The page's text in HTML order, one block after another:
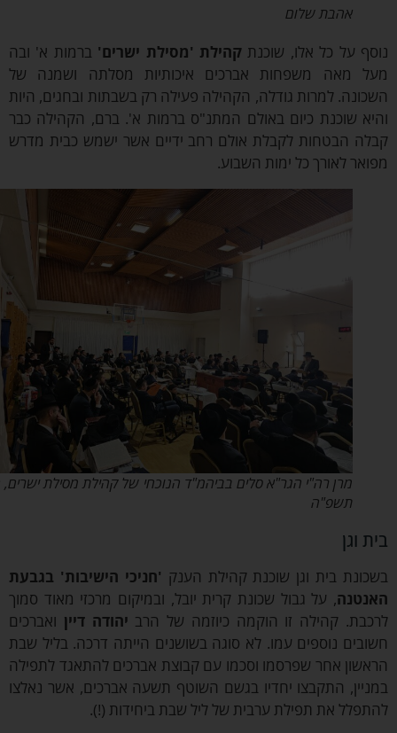
אהבת שלום
על כל אלו, שוכנתקהילת 'מסילת ישרים'ברמות א' ובה
מאה משפחות אברכים איכותיות מסלתה ושמנה של
למרות גודלה, הקהילה פעילה רק בשבתות ובחגים, היות
שוכנת כיום באולם המתנ"ס ברמות א'. ברם, הקהילה כבר
הבטחות לקבלת אולם רחב ידיים אשר ישמש כבית מדרש
לאורך כל ימות השבוע.
מרן רה"י הגר"א סלים בביהמ"ד הנוכחי של קהילת מסילת ישרים, חורף
תשפ"ה
וגן
בית וגן שוכנת קהילת הענק'חניכי הישיבות' בגבעת
, על גבול שכונת קרית יובל, ובמיקום מרכזי מאוד סמוך
קהילה זו הוקמה כיוזמה של הרביהודה דיין ואברכים
נוספים עמו. לא סוגה בשושנים הייתה דרכה. בליל שבת
אחר שפרסמו וסכמו עם קבוצת אברכים להתאגד לתפילה
התקבצו יחדיו בגשם השוטף תשעה אברכים, אשר נאלצו
את תפילת ערבית של ליל שבת ביחידות (!).